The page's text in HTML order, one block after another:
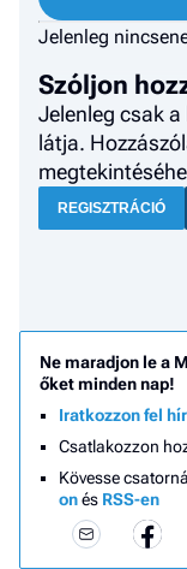
Jelenleg
Szóljon
Jelenleg csak
látja.
REGISZTRÁCIÓ
Ne maradjon le a
őket minden nap!
Iratkozzon fel
Csatlakozzon
Kövesse
onés RSS-en